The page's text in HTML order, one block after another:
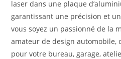
laser dans une plaque
garantissant une précision et
vous soyez un passionné de la
amateur de design automobile,
pour votre bureau, garage,